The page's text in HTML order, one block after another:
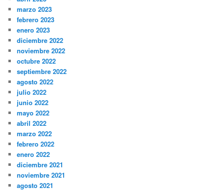
marzo 2023
febrero 2023
enero 2023
diciembre 2022
noviembre 2022
octubre 2022
septiembre 2022
agosto 2022
julio 2022
junio 2022
mayo 2022
abril 2022
marzo 2022
febrero 2022
enero 2022
diciembre 2021
noviembre 2021
agosto 2021